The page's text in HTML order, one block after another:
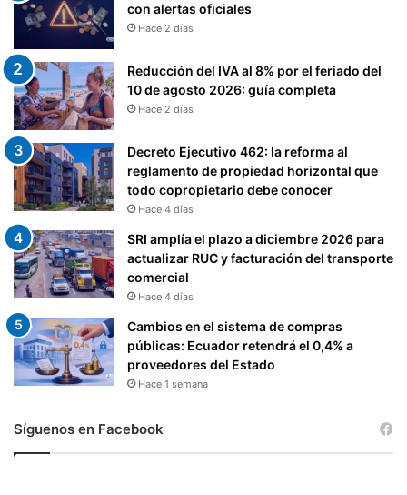
con alertas oficiales
Hace 2 días
Reducción del IVA al 8% por el feriado del
10 de agosto 2026: guía completa
Hace 2 días
Decreto Ejecutivo 462: la reforma al
reglamento de propiedad horizontal que
todo copropietario debe conocer
Hace 4 días
SRI amplía el plazo a diciembre 2026 para
actualizar RUC y facturación del transporte
comercial
Hace 4 días
Cambios en el sistema de compras
públicas: Ecuador retendrá el 0,4% a
proveedores del Estado
Hace 1 semana
Síguenos en Facebook